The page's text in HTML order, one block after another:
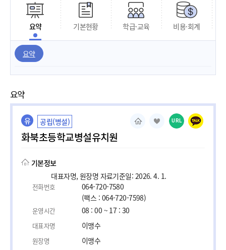
요약 기본현황 학급·교육 비용·회계
요약
요약
유 공립(병설)
화북초등학교병설유치원
URL
기본정보
대표자명, 원장명 자료기준일: 2026. 4. 1.
전화번호
064-720-7580
(팩스 : 064-720-7598)
운영시간 08 : 00 ~ 17 : 30
대표자명 이맹수
원장명 이맹수